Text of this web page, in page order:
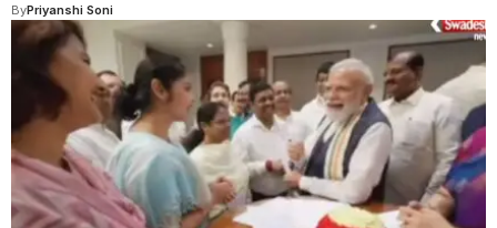
ByPriyanshi Soni